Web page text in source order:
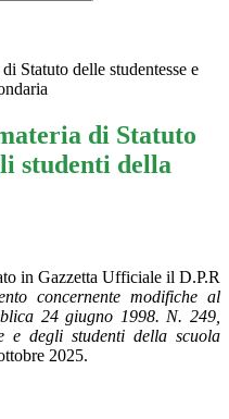
Statuto delle studentesse e
di Statuto
studenti della
in Gazzetta Ufficiale il D.P.R
concernente modifiche al
24 giugno 1998. N. 249,
e degli studenti della scuola
2025.